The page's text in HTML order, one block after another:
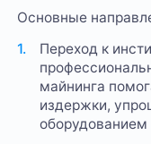
Основные
Переход к
майнинга
издержки,
оборудованием